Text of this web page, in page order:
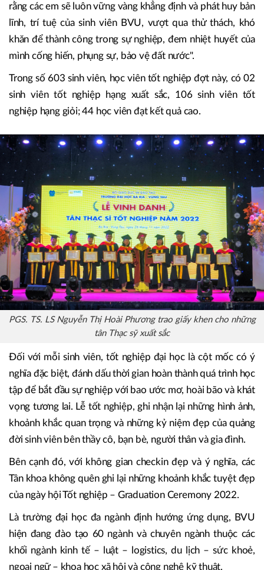
rằng các em sẽ luôn vững vàng khẳng định và phát huy bản
lĩnh, trí tuệ của sinh viên BVU, vượt qua thử thách, khó
khăn để thành công trong sự nghiệp, đem nhiệt huyết của
mình cống hiến, phụng sự, bảo vệ đất nước".
Trong số 603 sinh viên, học viên tốt nghiệp đợt này, có 02
sinh viên tốt nghiệp hạng xuất sắc, 106 sinh viên tốt
nghiệp hạng giỏi; 44 học viên đạt kết quả cao.
PGS. TS. LS Nguyễn Thị Hoài Phương trao giấy khen cho những
tân Thạc sỹ xuất sắc
Đối với mỗi sinh viên, tốt nghiệp đại học là cột mốc có ý
nghĩa đặc biệt, đánh dấu thời gian hoàn thành quá trình học
tập để bắt đầu sự nghiệp với bao ước mơ, hoài bão và khát
vọng tương lai. Lễ tốt nghiệp, ghi nhận lại những hình ảnh,
khoảnh khắc quan trọng và những kỷ niệm đẹp của quảng
đời sinh viên bên thầy cô, bạn bè, người thân và gia đình.
Bên cạnh đó, với không gian checkin đẹp và ý nghĩa, các
Tân khoa không quên ghi lại những khoảnh khắc tuyệt đẹp
của ngày hội Tốt nghiệp – Graduation Ceremony 2022.
Là trường đại học đa ngành định hướng ứng dụng, BVU
hiện đang đào tạo 60 ngành và chuyên ngành thuộc các
khối ngành kinh tế – luật – logistics, du lịch – sức khoẻ,
ngoại ngữ – khoa học xã hội và công nghệ kỹ thuật.